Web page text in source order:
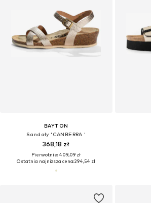
BAYTON
Sandały 'CANBERRA '
368,18 zł
Pierwotnie: 409,09 zł
Ostatnia najniższa cena:294,54 zł